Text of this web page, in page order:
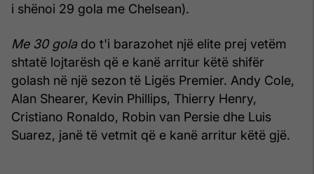
i shënoi 29 gola me Chelsean).
Me 30 golado t'i barazohet një elite prej vetëm
shtatë lojtarësh që e kanë arritur këtë shifër
golash në një sezon të Ligës Premier. Andy Cole,
Alan Shearer, Kevin Phillips, Thierry Henry,
Cristiano Ronaldo, Robin van Persie dhe Luis
Suarez, janë të vetmit që e kanë arritur këtë gjë.